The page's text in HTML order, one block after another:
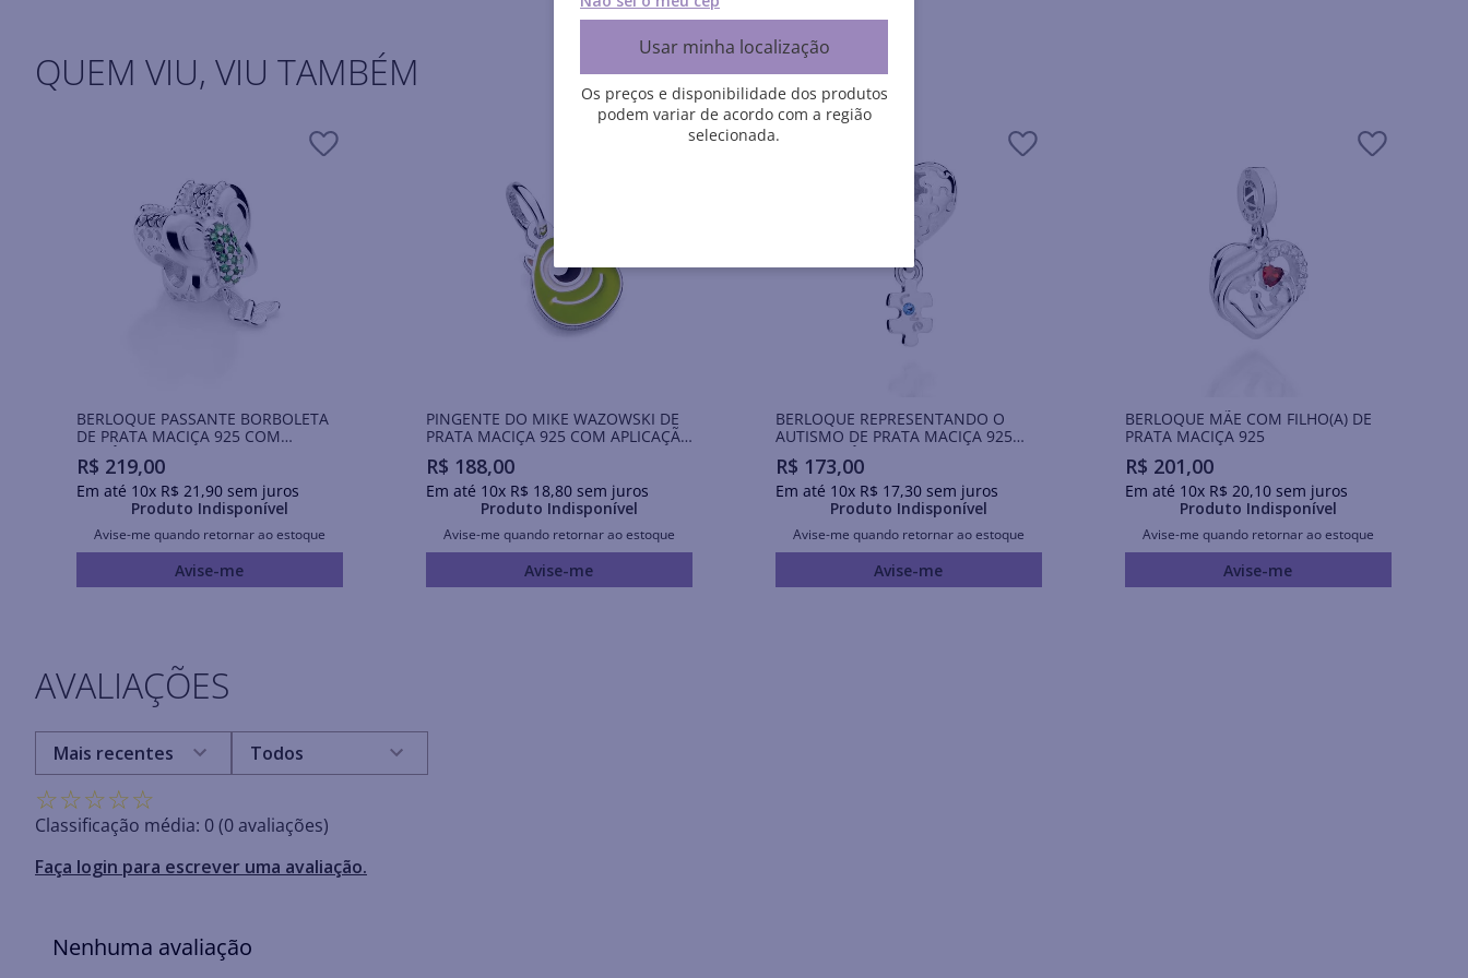
QUEM VIU, VIU TAMBÉM
BERLOQUE PASSANTE BORBOLETA
DE PRATA MACIÇA 925 COM
ZIRCÔNIAS
R$ 219,00
Em até 10x R$ 21 ,90sem juros
Produto Indisponível
Avise-me quando retornar ao estoque
Avise-me
PINGENTE DO MIKE WAZOWSKI DE
PRATA MACIÇA 925 COM APLICAÇÃO
R$ 188,00
Em até 10x R$ 18,80sem juros
Produto Indisponível
Avise-me quando retornar ao estoque
Avise-me
BERLOQUE REPRESENTANDO O
AUTISMO DE PRATA MACIÇA 925
COM ZIRCÔNIA
R$ 173,00
Em até 10x R$ 17,30sem juros
Produto Indisponível
Avise-me quando retornar ao estoque
Avise-me
BERLOQUE MÃE COM FILHO(A) DE
PRATA MACIÇA 925
R$ 201,00
Em até 10x R$ 20,10sem juros
Produto Indisponível
Avise-me quando retornar ao estoque
Avise-me
AVALIAÇÕES
☆☆☆☆☆
Classificação média: 0(0 avaliações)
Faça login para escrever uma avaliação.
Mais recentes Todos
Nenhuma avaliação
Usar minha localização
Os preços e disponibilidade dos produtos
podem variar de acordo com a região
selecionada.